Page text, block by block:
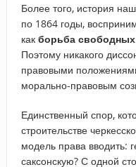
Более того, история
по 1864 годы,
как борьба
Поэтому никакого
правовыми
морально-правовым
Единственный спор,
строительстве
модель права вводить:
саксонскую? С одной